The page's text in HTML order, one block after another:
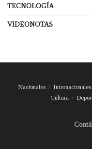
TECNOLOGÍA
VIDEONOTAS
Nacionales Internacionales
Cultura